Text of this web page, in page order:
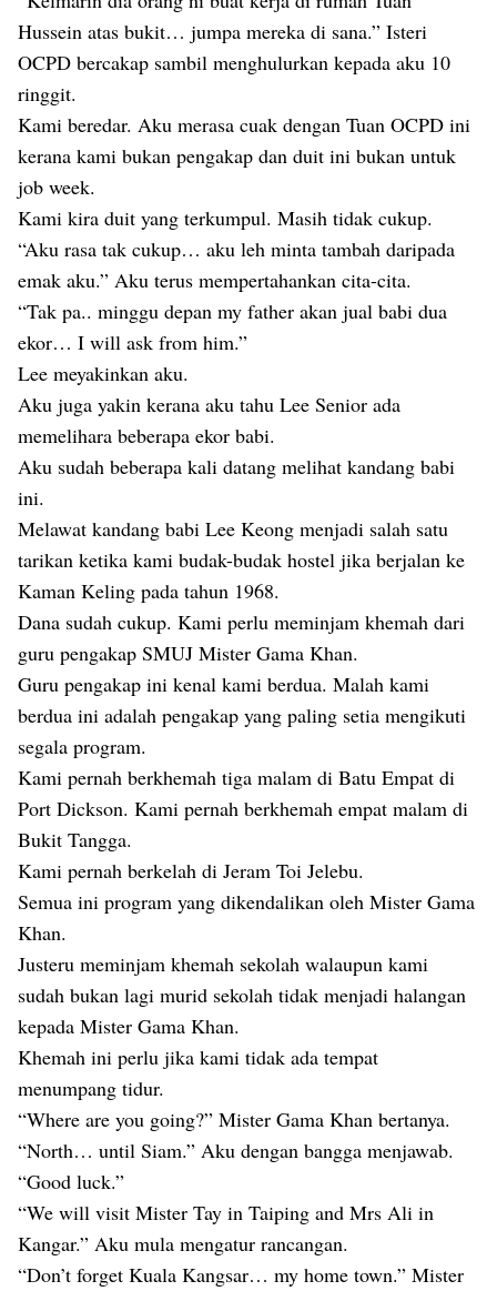
Hussein atas bukit… jumpa mereka di sana.” Isteri
OCPD bercakap sambil menghulurkan kepada aku 10
ringgit.
Kami beredar. Aku merasa cuak dengan Tuan OCPD ini
kerana kami bukan pengakap dan duit ini bukan untuk
job week.
Kami kira duit yang terkumpul. Masih tidak cukup.
“Aku rasa tak cukup… aku leh minta tambah daripada
emak aku.” Aku terus mempertahankan cita-cita.
“Tak pa.. minggu depan my father akan jual babi dua
ekor… I will ask from him.”
Lee meyakinkan aku.
Aku juga yakin kerana aku tahu Lee Senior ada
memelihara beberapa ekor babi.
Aku sudah beberapa kali datang melihat kandang babi
ini.
Melawat kandang babi Lee Keong menjadi salah satu
tarikan ketika kami budak-budak hostel jika berjalan ke
Kaman Keling pada tahun 1968.
Dana sudah cukup. Kami perlu meminjam khemah dari
guru pengakap SMUJ Mister Gama Khan.
Guru pengakap ini kenal kami berdua. Malah kami
berdua ini adalah pengakap yang paling setia mengikuti
segala program.
Kami pernah berkhemah tiga malam di Batu Empat di
Port Dickson. Kami pernah berkhemah empat malam di
Bukit Tangga.
Kami pernah berkelah di Jeram Toi Jelebu.
Semua ini program yang dikendalikan oleh Mister Gama
Khan.
Justeru meminjam khemah sekolah walaupun kami
sudah bukan lagi murid sekolah tidak menjadi halangan
kepada Mister Gama Khan.
Khemah ini perlu jika kami tidak ada tempat
menumpang tidur.
“Where are you going?” Mister Gama Khan bertanya.
“North… until Siam.” Aku dengan bangga menjawab.
“Good luck.”
“We will visit Mister Tay in Taiping and Mrs Ali in
Kangar.” Aku mula mengatur rancangan.
“Don’t forget Kuala Kangsar… my home town.” Mister